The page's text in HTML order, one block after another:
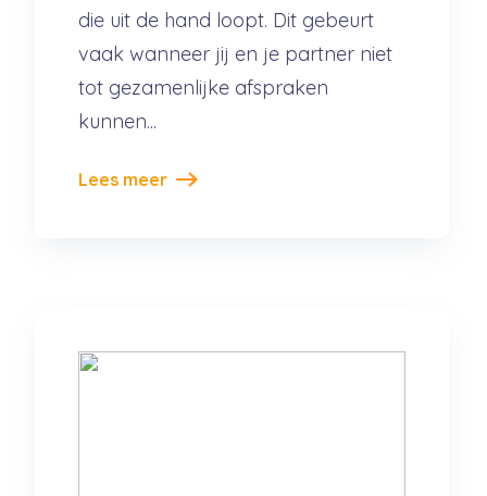
die uit de hand loopt. Dit gebeurt
vaak wanneer jij en je partner niet
tot gezamenlijke afspraken
kunnen...
Lees meer